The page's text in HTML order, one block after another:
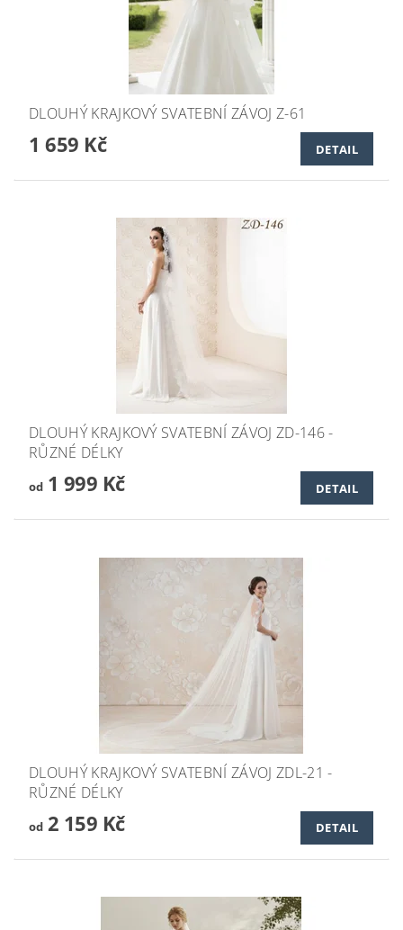
DLOUHÝ KRAJKOVÝ SVATEBNÍ ZÁVOJ Z-61
1 659 Kč DETAIL
DLOUHÝ KRAJKOVÝ SVATEBNÍ ZÁVOJ ZD-146 -
RŮZNÉ DÉLKY
od1 999 Kč DETAIL
DLOUHÝ KRAJKOVÝ SVATEBNÍ ZÁVOJ ZDL-21 -
RŮZNÉ DÉLKY
od2 159 Kč DETAIL